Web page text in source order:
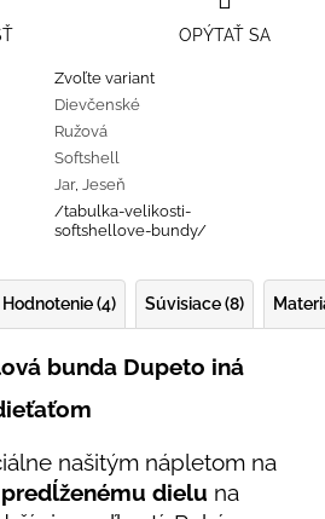
Zvoľte variant
Dievčenské
Ružová
Softshell
Jar, Jeseň
/tabulka-velikosti-
softshellove-bundy/
OPÝTAŤ SA
Hodnotenie (4) Súvisiace (8)
bunda Dupeto iná
našitým nápletom na
predĺženému dielu na